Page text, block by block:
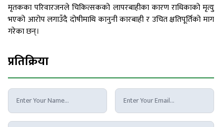
मृतकका परिवारजनले चिकित्सकको लापरबाहीका कारण राधिकाको मृत्यु
भएको आरोप लगाउँदै दोषीमाथि कानुनी कारबाही र उचित क्षतिपूर्तिको माग
गरेका छन्।
प्रतिक्रिया